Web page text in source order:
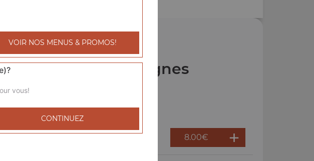
Nos Lasagnes
8.00€
VOIR NOS MENUS & PROMOS!
vous!
CONTINUEZ